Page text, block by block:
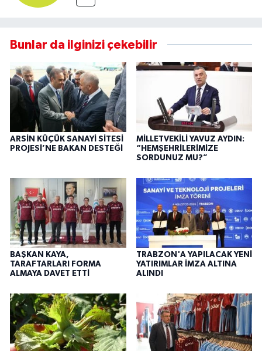
Bunlar da ilginizi çekebilir
ARSİN KÜÇÜK SANAYİ SİTESİ
PROJESİ’NE BAKAN DESTEĞİ
MİLLETVEKİLİ YAVUZ AYDIN:
“HEMŞEHRİLERİMİZE
SORDUNUZ MU?”
BAŞKAN KAYA,
TARAFTARLARI FORMA
ALMAYA DAVET ETTİ
TRABZON'A YAPILACAK YENİ
YATIRIMLAR İMZA ALTINA
ALINDI